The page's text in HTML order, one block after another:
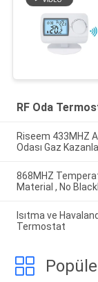
RF Oda
Riseem 433MHZ
Odası Gaz
868MHZ
Material , No
Isıtma ve
Termostat